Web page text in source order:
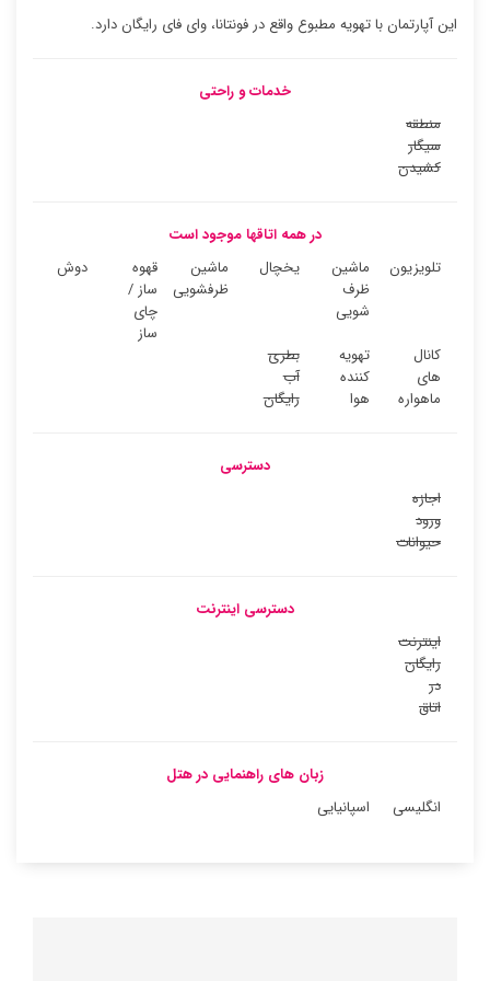
این آپارتمان با تهویه مطبوع واقع در فونتانا، وای فای رایگان دارد.
خدمات و راحتی
منطقه
سیگار
کشیدن
در همه اتاقها موجود است
تلویزیون
ماشین
ظرف
شویی
یخچال
ماشین
ظرفشویی
قهوه
ساز /
چای
ساز
دوش
کانال
های
ماهواره
تهویه
کننده
هوا
بطری
آب
رایگان
دسترسی
اجازه
ورود
حیوانات
دسترسی اینترنت
اینترنت
رایگان
در
اتاق
زبان های راهنمایی در هتل
انگلیسی
اسپانیایی